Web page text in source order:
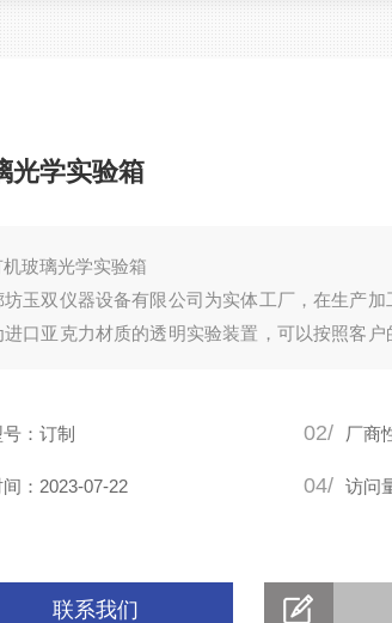
光学实验箱
机玻璃光学实验箱
玉双仪器设备有限公司为实体工厂，在生产
口亚克力材质的透明实验装置，可以按照客
的厚度等多种实际情况定制选择。
：订制 02/ 厂商
：2023-07-22 04/ 访问
联系我们